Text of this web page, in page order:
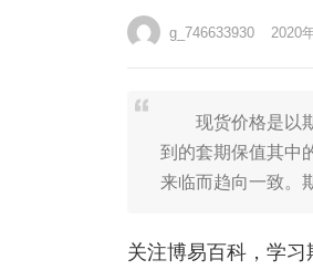
g_746633930 2020
现货价格是以期
到的套期保值其中
来临而趋向一致。
关注博易百科，学